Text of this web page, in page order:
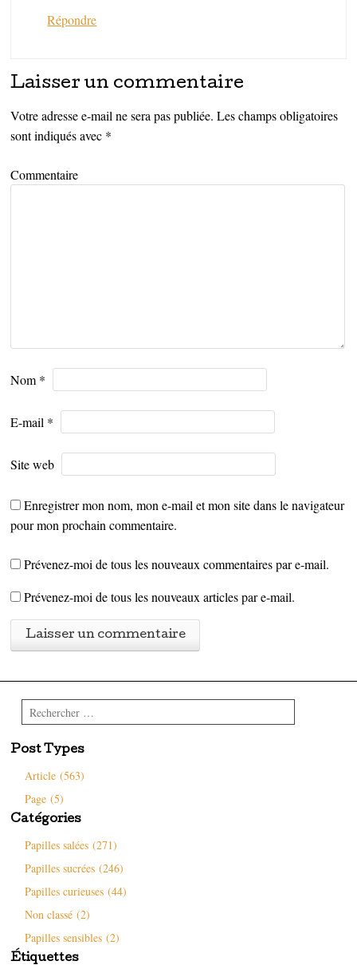
Répondre
Laisser un commentaire
Votre adresse e-mail ne sera pas publiée. Les champs obligatoires
sont indiqués avec *
Commentaire
Nom *
E-mail *
Site web
Enregistrer mon nom, mon e-mail et mon site dans le navigateur
pour mon prochain commentaire.
Prévenez-moi de tous les nouveaux commentaires par e-mail.
Prévenez-moi de tous les nouveaux articles par e-mail.
Rechercher
Post Types
Article (563)
Page (5)
Catégories
Papilles salées (271)
Papilles sucrées (246)
Papilles curieuses (44)
Non classé (2)
Papilles sensibles (2)
Étiquettes